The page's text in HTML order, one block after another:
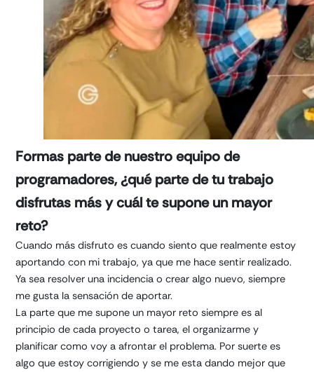
Formas parte de nuestro equipo de
programadores, ¿qué parte de tu trabajo
disfrutas más y cuál te supone un mayor
reto?
Cuando más disfruto es cuando siento que realmente estoy
aportando con mi trabajo, ya que me hace sentir realizado.
Ya sea resolver una incidencia o crear algo nuevo, siempre
me gusta la sensación de aportar.
La parte que me supone un mayor reto siempre es al
principio de cada proyecto o tarea, el organizarme y
planificar como voy a afrontar el problema. Por suerte es
algo que estoy corrigiendo y se me esta dando mejor que